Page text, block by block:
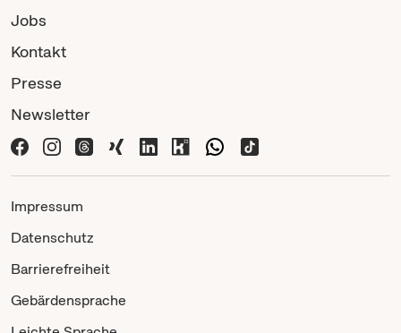
Jobs
Kontakt
Presse
Newsletter
Impressum
Datenschutz
Barrierefreiheit
Gebärdensprache